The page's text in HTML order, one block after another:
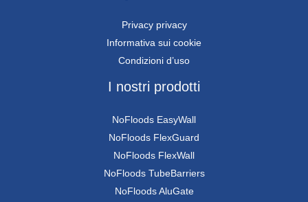
Privacy privacy
Informativa sui cookie
Condizioni d’uso
I nostri prodotti
NoFloods EasyWall
NoFloods FlexGuard
NoFloods FlexWall
NoFloods TubeBarriers
NoFloods AluGate